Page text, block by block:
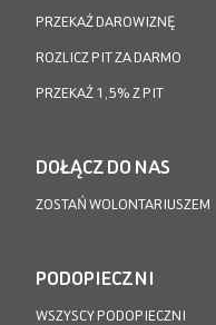
PRZEKAŻ DAROWIZNĘ
ROZLICZ PIT ZA DARMO
PRZEKAŻ 1,5% Z PIT
DOŁĄCZ DO NAS
ZOSTAŃ WOLONTARIUSZEM
PODOPIECZNI
WSZYSCY PODOPIECZNI